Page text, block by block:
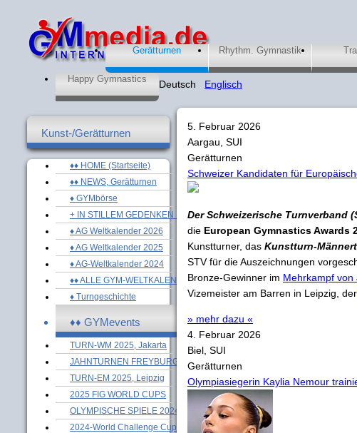
Gerätturnen Rhythm. Gymnastik
Happy Gymnastics Deutsch Englisch
Kunst-/Gerätturnen
♦♦ HOME (Startseite)
♦♦ NEWS, Gerätturnen
♦ GYMbörse
+ IN STILLEM GEDENKEN ...
♦ AG Weltkalender 2026
♦ AG Weltkalender 2025
♦ AG-Weltkalender 2024
♦♦ ALLE GYM-WELTKALENDER
♦ Turngeschichte
♦♦ GYMevents
TURN-WM 2025, Jakarta
JAHNTURNEN FREYBURG
TURN-EM 2025, Leipzig
2025 FIG WORLD CUPS
OLYMPISCHE SPIELE 2024
2024-World Challenge Cups
5. Februar 2026
Aargau, SUI
Gerätturnen
Schweizer Kandidaten für
Der Schweizerische Turnverband
die European Gymnastics Awards
Kunstturner, das Kunstturn-
STV für die Auszeichnungen
Bronze-Gewinner im Mehrkampf von
Vizemeister am Barren in Leipzig, der
» mehr dazu «
4. Februar 2026
Biel, SUI
Gerätturnen
Olympiasiegerin Kaylia Nemour